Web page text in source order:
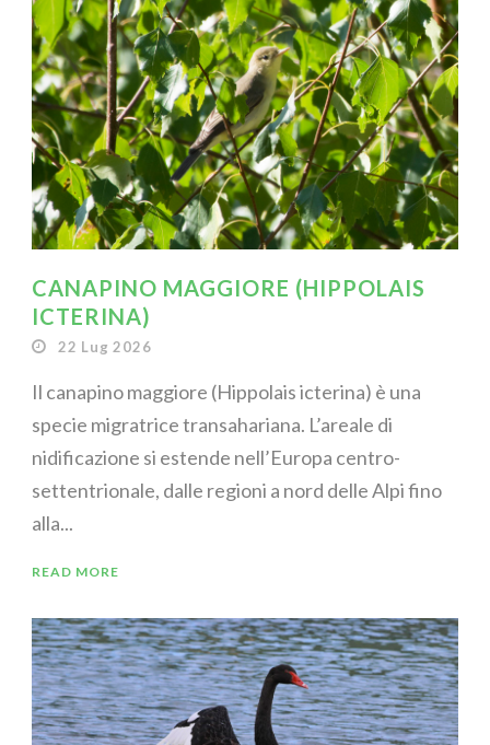
CANAPINO MAGGIORE (HIPPOLAIS
ICTERINA)
22 Lug 2026
Il canapino maggiore (Hippolais icterina) è una
specie migratrice transahariana. L’areale di
nidificazione si estende nell’Europa centro-
settentrionale, dalle regioni a nord delle Alpi fino
alla...
READ MORE